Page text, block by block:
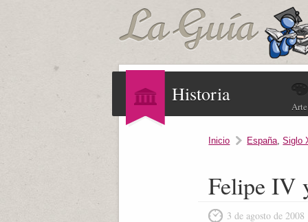
Historia
Arte
Inicio España,Siglo
Felipe IV
3 de agosto de 2008